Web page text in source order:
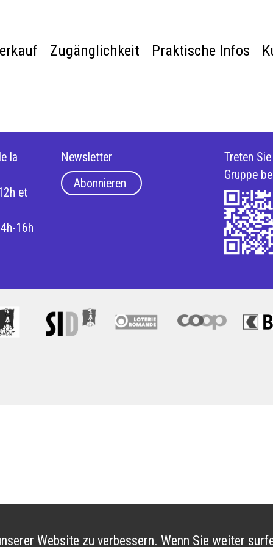
Zugänglichkeit Praktische Infos
la
et
16h
Newsletter
Abonnieren
Treten
Gruppe
Website zu verbessern. Wenn Sie weiter